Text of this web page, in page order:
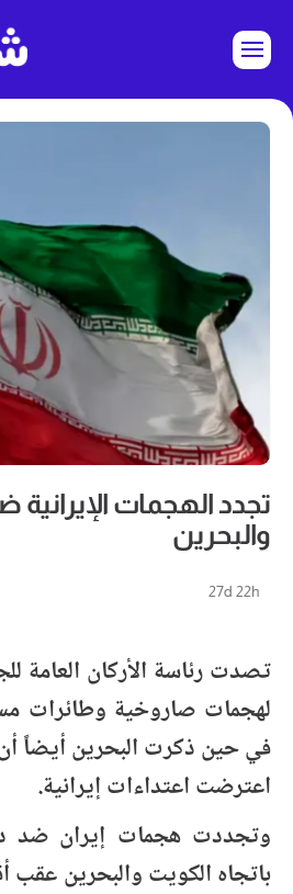
تجدد الهجمات الإيرانية
والبحرين
27d 22h
تصدت رئاسة الأركان العامة
لهجمات صاروخية وطائرات
في حين ذكرت البحرين أيضاً أن
اعترضت اعتداءات إيرانية.
وتجددت هجمات إيران ضد